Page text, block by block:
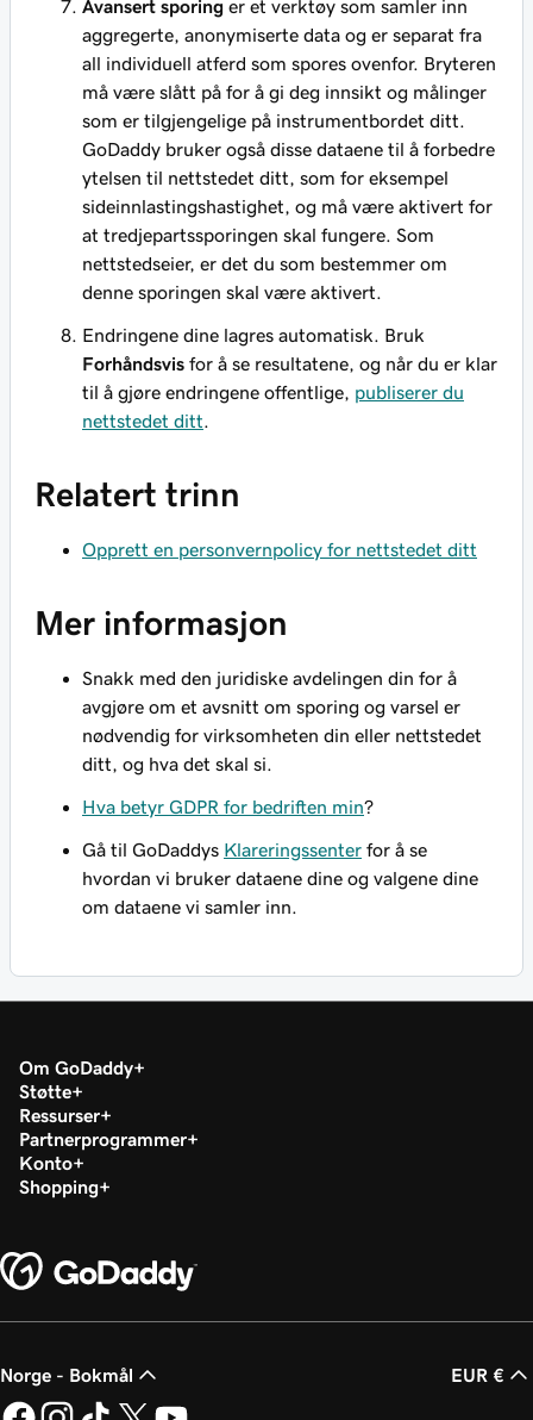
Avansert sporing er et verktøy som samler inn
aggregerte, anonymiserte data og er separat fra
all individuell atferd som spores ovenfor. Bryteren
må være slått på for å gi deg innsikt og målinger
som er tilgjengelige på instrumentbordet ditt.
GoDaddy bruker også disse dataene til å forbedre
ytelsen til nettstedet ditt, som for eksempel
sideinnlastingshastighet, og må være aktivert for
at tredjepartssporingen skal fungere. Som
nettstedseier, er det du som bestemmer om
denne sporingen skal være aktivert.
Endringene dine lagres automatisk. Bruk
Forhåndsvis for å se resultatene, og når du er klar
til å gjøre endringene offentlige, publiserer du
nettstedet ditt.
Relatert trinn
Opprett en personvernpolicy for nettstedet ditt
Mer informasjon
Snakk med den juridiske avdelingen din for å
avgjøre om et avsnitt om sporing og varsel er
nødvendig for virksomheten din eller nettstedet
ditt, og hva det skal si.
Hva betyr GDPR for bedriften min?
Gå til GoDaddys Klareringssenter for å se
hvordan vi bruker dataene dine og valgene dine
om dataene vi samler inn.
Om GoDaddy
Støtte
Ressurser
Partnerprogrammer
Konto
Shopping
Norge - Bokmål EUR €